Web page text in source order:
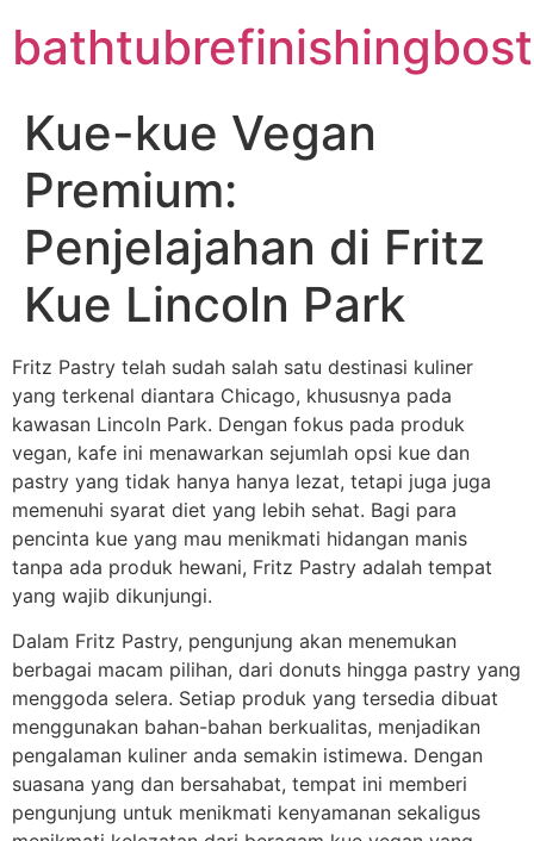
content
Kue-kue Vegan
Premium:
Penjelajahan di Fritz
Kue Lincoln Park
Fritz Pastry telah sudah salah satu destinasi kuliner
yang terkenal diantara Chicago, khususnya pada
kawasan Lincoln Park. Dengan fokus pada produk
vegan, kafe ini menawarkan sejumlah opsi kue dan
pastry yang tidak hanya hanya lezat, tetapi juga juga
memenuhi syarat diet yang lebih sehat. Bagi para
pencinta kue yang mau menikmati hidangan manis
tanpa ada produk hewani, Fritz Pastry adalah tempat
yang wajib dikunjungi.
Dalam Fritz Pastry, pengunjung akan menemukan
berbagai macam pilihan, dari donuts hingga pastry yang
menggoda selera. Setiap produk yang tersedia dibuat
menggunakan bahan-bahan berkualitas, menjadikan
pengalaman kuliner anda semakin istimewa. Dengan
suasana yang dan bersahabat, tempat ini memberi
pengunjung untuk menikmati kenyamanan sekaligus